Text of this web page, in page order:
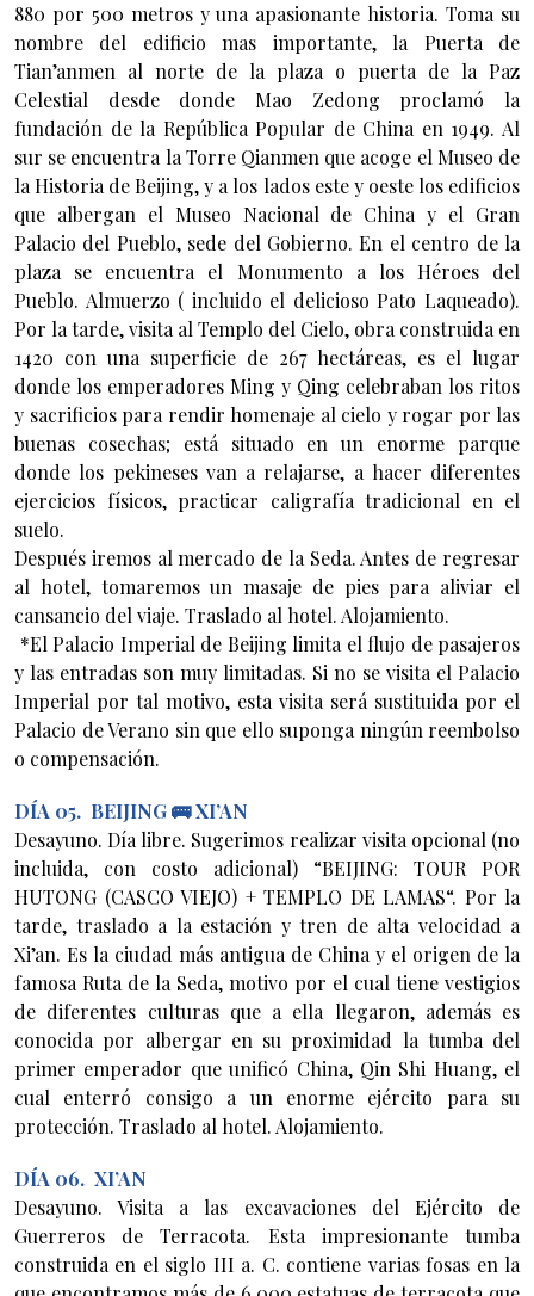
880 por 500 metros y una apasionante historia. Toma su
nombre del edificio mas importante, la Puerta de
Tian’anmen al norte de la plaza o puerta de la Paz
Celestial desde donde Mao Zedong proclamó la
fundación de la República Popular de China en 1949. Al
sur se encuentra la Torre Qianmen que acoge el Museo de
la Historia de Beijing, y a los lados este y oeste los edificios
que albergan el Museo Nacional de China y el Gran
Palacio del Pueblo, sede del Gobierno. En el centro de la
plaza se encuentra el Monumento a los Héroes del
Pueblo. Almuerzo ( incluido el delicioso Pato Laqueado).
Por la tarde, visita al Templo del Cielo, obra construida en
1420 con una superficie de 267 hectáreas, es el lugar
donde los emperadores Ming y Qing celebraban los ritos
y sacrificios para rendir homenaje al cielo y rogar por las
buenas cosechas; está situado en un enorme parque
donde los pekineses van a relajarse, a hacer diferentes
ejercicios físicos, practicar caligrafía tradicional en el
suelo.
Después iremos al mercado de la Seda. Antes de regresar
al hotel, tomaremos un masaje de pies para aliviar el
cansancio del viaje. Traslado al hotel. Alojamiento.
*El Palacio Imperial de Beijing limita el flujo de pasajeros
y las entradas son muy limitadas. Si no se visita el Palacio
Imperial por tal motivo, esta visita será sustituida por el
Palacio de Verano sin que ello suponga ningún reembolso
o compensación.
DÍA 05. BEIJING 🚌 XI’AN
Desayuno. Día libre. Sugerimos realizar visita opcional (no
incluida, con costo adicional) “BEIJING: TOUR POR
HUTONG (CASCO VIEJO) + TEMPLO DE LAMAS“. Por la
tarde, traslado a la estación y tren de alta velocidad a
Xi’an. Es la ciudad más antigua de China y el origen de la
famosa Ruta de la Seda, motivo por el cual tiene vestigios
de diferentes culturas que a ella llegaron, además es
conocida por albergar en su proximidad la tumba del
primer emperador que unificó China, Qin Shi Huang, el
cual enterró consigo a un enorme ejército para su
protección. Traslado al hotel. Alojamiento.
DÍA 06. XI’AN
Desayuno. Visita a las excavaciones del Ejército de
Guerreros de Terracota. Esta impresionante tumba
construida en el siglo III a. C. contiene varias fosas en la